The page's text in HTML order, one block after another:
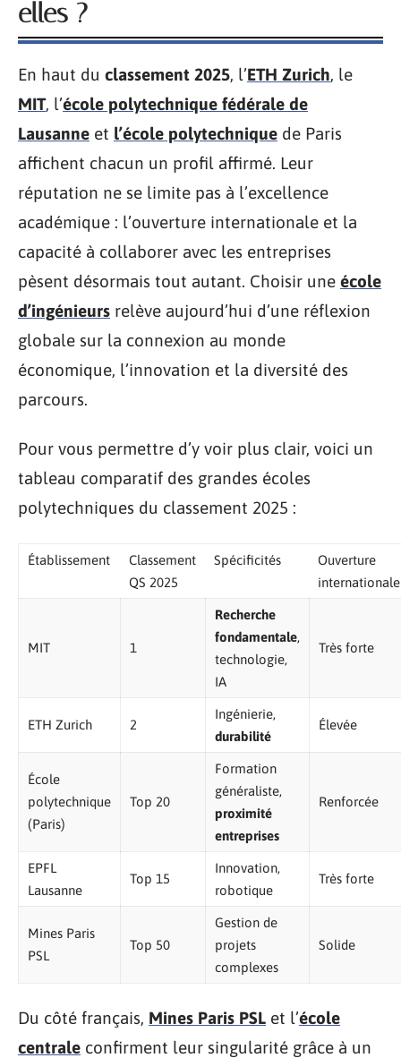
elles ?
En haut du classement 2025, l’ETH Zurich, le
MIT, l’école polytechnique fédérale de
Lausanne et l’école polytechnique de Paris
affichent chacun un profil affirmé. Leur
réputation ne se limite pas à l’excellence
académique : l’ouverture internationale et la
capacité à collaborer avec les entreprises
pèsent désormais tout autant. Choisir une école
d’ingénieurs relève aujourd’hui d’une réflexion
globale sur la connexion au monde
économique, l’innovation et la diversité des
parcours.
Pour vous permettre d’y voir plus clair, voici un
tableau comparatif des grandes écoles
polytechniques du classement 2025 :
Établissement
Classement
QS 2025
Spécificités
Ouverture
internationale
MIT 1
Recherche
fondamentale,
technologie,
IA
Très forte
ETH Zurich 2
Ingénierie,
durabilité
Élevée
École
polytechnique
(Paris)
Top 20
Formation
généraliste,
proximité
entreprises
Renforcée
EPFL
Lausanne
Top 15
Innovation,
robotique
Très forte
Mines Paris
PSL
Top 50
Gestion de
projets
complexes
Solide
Du côté français, Mines Paris PSL et l’école
centrale confirment leur singularité grâce à un